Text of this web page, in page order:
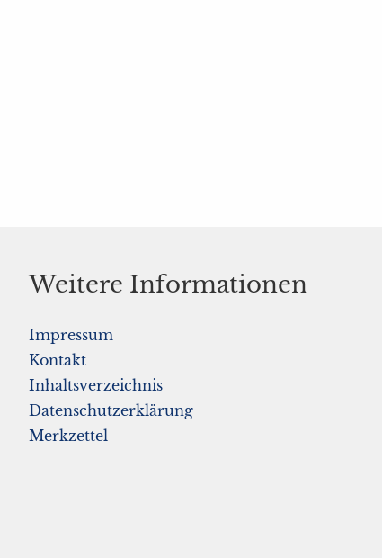
Weitere Informationen
Impressum
Kontakt
Inhaltsverzeichnis
Datenschutzerklärung
Merkzettel